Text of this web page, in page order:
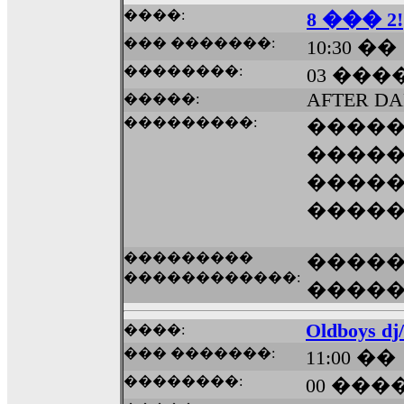
����: 8 ��� 2!
��� �������: 10:30 ��
��������: 03
�����: AFTER
���������:
���������
������������:
����: Oldboys
��� �������: 11:00 ��
��������: 00